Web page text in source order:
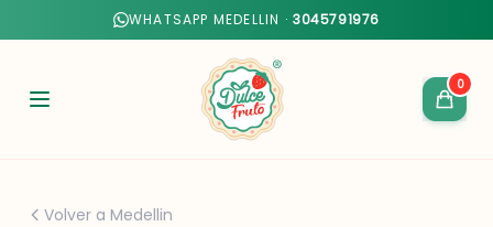
WHATSAPP MEDELLIN · 3045791976
0
Volver a Medellin